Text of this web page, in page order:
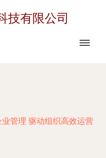
技有限公司
业管理 驱动组织高效运营